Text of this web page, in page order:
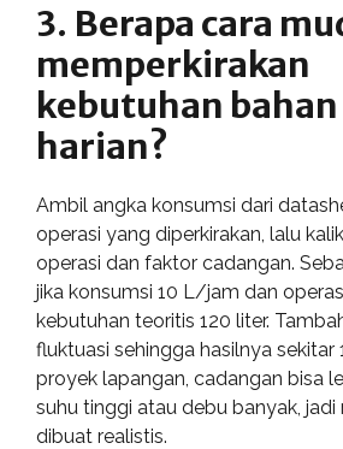
3. Berapa cara
memperkirakan
kebutuhan
harian?
Ambil angka konsumsi dari
operasi yang diperkirakan, lalu
operasi dan faktor cadangan.
jika konsumsi 10 L/jam dan
kebutuhan teoritis 120 liter.
fluktuasi sehingga hasilnya sekitar
proyek lapangan, cadangan bisa
suhu tinggi atau debu banyak, jadi
dibuat realistis.